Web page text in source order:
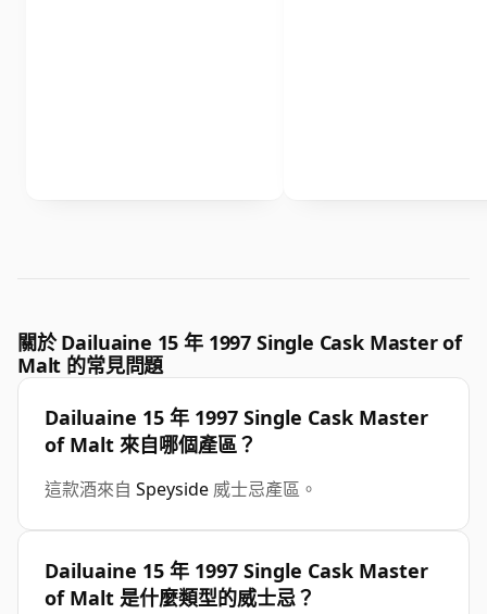
關於 Dailuaine 15 年 1997 Single Cask Master of
Malt 的常見問題
Dailuaine 15 年 1997 Single Cask Master
of Malt 來自哪個產區？
這款酒來自 Speyside 威士忌產區。
Dailuaine 15 年 1997 Single Cask Master
of Malt 是什麼類型的威士忌？